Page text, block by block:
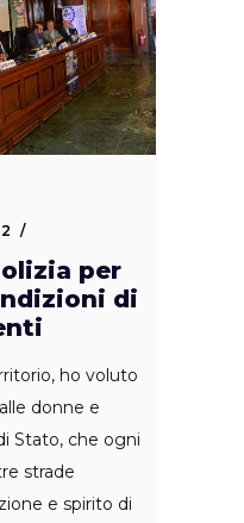
per
di
ho voluto
donne e
Stato, che ogni
strade
e spirito di